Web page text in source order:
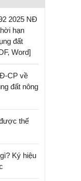
2025 NĐ
hạn
đất
Word]
CP về
đất nông
thế
Ký hiệu